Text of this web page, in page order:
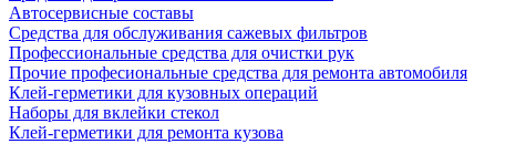
Автосервисные составы
Средства для обслуживания сажевых фильтров
Профессиональные средства для очистки рук
Прочие професиональные средства для ремонта автомобиля
Клей-герметики для кузовных операций
Наборы для вклейки стекол
Клей-герметики для ремонта кузова